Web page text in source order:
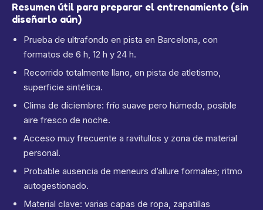
Resumen útil para preparar el entrenamiento (sin
diseñarlo aún)
Prueba de ultrafondo en pista en Barcelona, con
formatos de 6 h, 12 h y 24 h.
Recorrido totalmente llano, en pista de atletismo,
superficie sintética.
Clima de diciembre: frío suave pero húmedo, posible
aire fresco de noche.
Acceso muy frecuente a ravitullos y zona de material
personal.
Probable ausencia de meneurs d’allure formales; ritmo
autogestionado.
Material clave: varias capas de ropa, zapatillas